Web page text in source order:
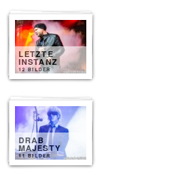
LETZTE
INSTANZ
12 BILDER
DRAB
MAJESTY
11 BILDER